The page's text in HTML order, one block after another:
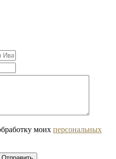
моих персональных